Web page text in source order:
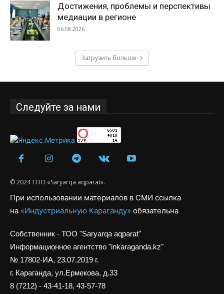
Достижения, проблемы и перспективы
медиации в регионе
06.08.2026
Загрузить больше
Следуйте за нами
© 2024 ТОО «Saryarqa aqparat».
При использовании материалов в СМИ ссылка
на «Индустриальную Караганду» обязательна
Собственник - ТОО "Saryarqa aqparat"
Информационное агентство "inkaraganda.kz"
№ 17802-ИА, 23.07.2019 г.
г. Караганда, ул.Ермекова, д.33
8 (7212) - 43-41-18, 43-57-78